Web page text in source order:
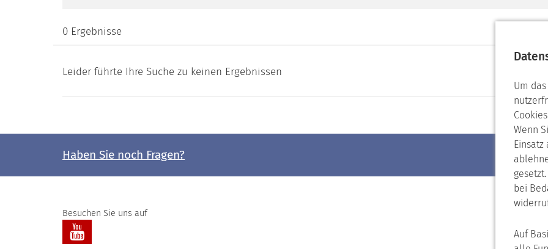
Um
Wenn
Einsatz
bei
Auf
0 Ergebnisse
Leider führte Ihre Suche zu keinen Ergebnissen
Haben Sie noch Fragen?
Besuchen Sie uns auf